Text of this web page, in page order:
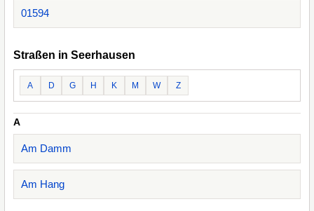
01594
Straßen in Seerhausen
A D G H K M W Z
A
Am Damm
Am Hang